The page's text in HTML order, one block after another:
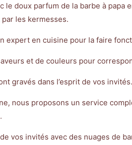
le doux parfum de la barbe à
les kermesses.
expert en cuisine pour la faire
et de couleurs pour
gravés dans l’esprit de vos
nous proposons un service
vos invités avec des nuages de